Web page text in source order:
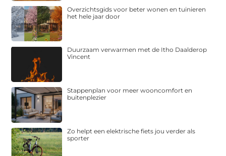
Overzichtsgids voor beter wonen en tuinieren
het hele jaar door
Duurzaam verwarmen met de Itho Daalderop
Vincent
Stappenplan voor meer wooncomfort en
buitenplezier
Zo helpt een elektrische fiets jou verder als
sporter